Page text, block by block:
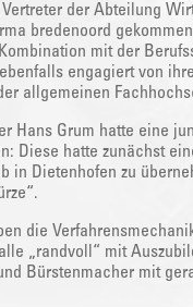
der Abteilung
bredenoord
mit der
engagiert von
allgemeinen
Hans Grum hatte eine
Diese hatte zunächst
in Dietenhofen zu
die
„randvoll“ mit
Bürstenmacher mit